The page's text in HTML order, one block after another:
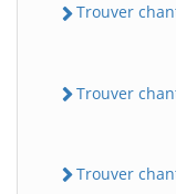
Trouver
Trouver
Trouver